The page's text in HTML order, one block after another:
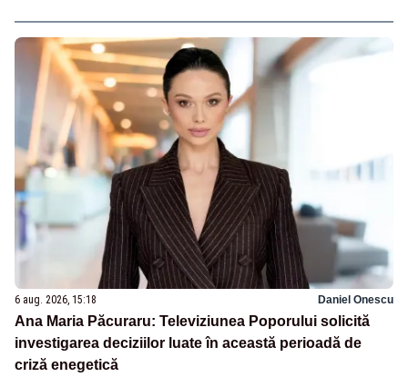
6 aug. 2026, 15:18 Daniel Onescu
Ana Maria Păcuraru: Televiziunea Poporului solicită
investigarea deciziilor luate în această perioadă de
criză enegetică